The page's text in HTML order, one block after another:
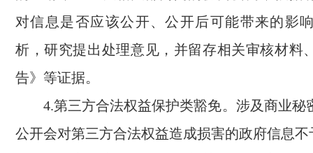
对信息是否应该公开、公开后可能带来的影
析，研究提出处理意见，并留存相关审核材料
告》等证据。
4.第三方合法权益保护类豁免。涉及商业秘
公开会对第三方合法权益造成损害的政府信息不